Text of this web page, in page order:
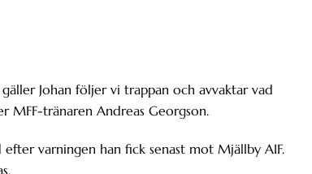
Johan följer vi trappan och avvaktar vad
MFF-tränaren Andreas Georgson.
varningen han fick senast mot Mjällby AIF.